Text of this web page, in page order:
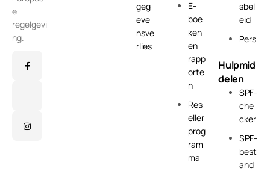
e
regelgevi
ng.
geg
eve
nsve
rlies
E-
boe
ken
en
rapp
orte
n
Res
eller
prog
ram
ma
sbel
eid
Pers
Hulpmid
delen
SPF-
che
cker
SPF-
best
and